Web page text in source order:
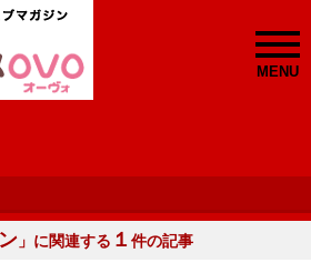
MENU
」に関連する １ 件の記事